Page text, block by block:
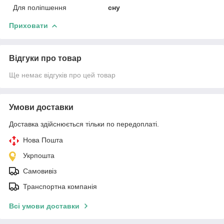
Для поліпшення
сну
Приховати
Відгуки про товар
Ще немає відгуків про цей товар
Умови доставки
Доставка здійснюється тільки по передоплаті.
Нова Пошта
Укрпошта
Самовивіз
Транспортна компанія
Всі умови доставки